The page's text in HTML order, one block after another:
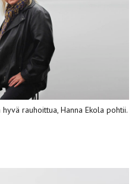
rauhoittua, Hanna Ekola pohtii.